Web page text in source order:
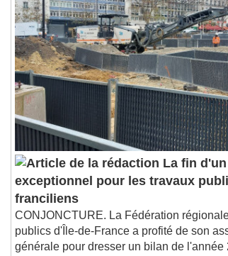
La fin d'un
exceptionnel pour les travaux
franciliens
CONJONCTURE. La Fédération régionale
publics d'Île-de-France a profité de son
générale pour dresser un bilan de l'année
tendances un peu plus marquées qu'au